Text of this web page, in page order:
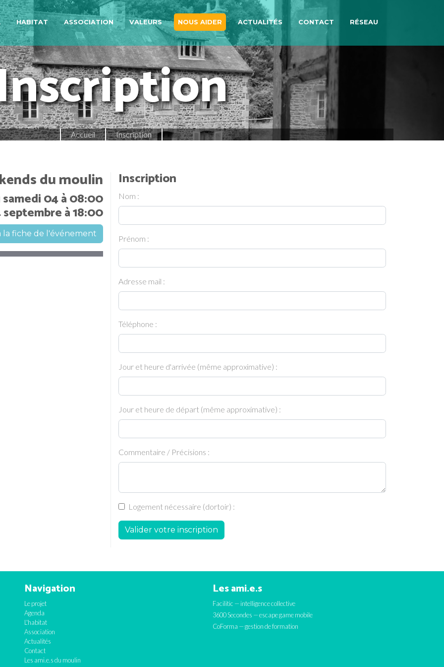
HABITAT ASSOCIATION VALEURS NOUS AIDER ACTUALITÉS CONTACT RÉSEAU
Accueil Inscription
du moulin
samedi 04 à 08:00
à 18:00
la fiche de l'événement
Inscription
Nom :
Prénom :
Adresse mail :
Téléphone :
Jour et heure d'arrivée (même approximative) :
Jour et heure de départ (même approximative) :
Commentaire / Précisions :
Logement nécessaire (dortoir) :
Valider votre inscription
Navigation
Le projet
Agenda
L'habitat
Association
Actualités
Contact
Les ami.e.s du moulin
Les ami.e.s
Facilitic — intelligence collective
3600 Secondes — escape game mobile
CoForma — gestion de formation